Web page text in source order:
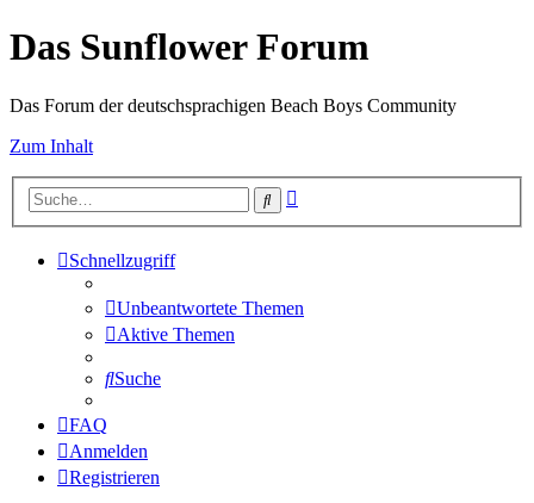
Das Sunflower Forum
Das Forum der deutschsprachigen Beach Boys Community
Zum Inhalt
Suche
Schnellzugriff
Unbeantwortete Themen
Aktive Themen
Suche
FAQ
Anmelden
Registrieren